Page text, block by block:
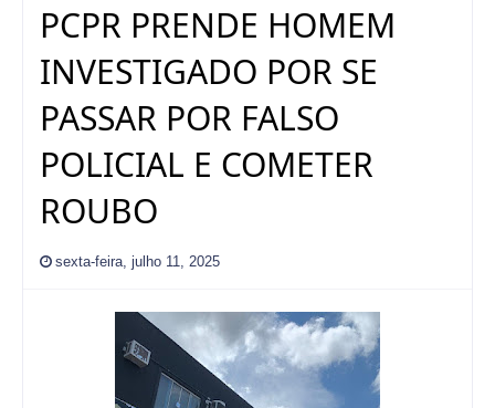
PCPR PRENDE HOMEM
INVESTIGADO POR SE
PASSAR POR FALSO
POLICIAL E COMETER
ROUBO
sexta-feira, julho 11, 2025